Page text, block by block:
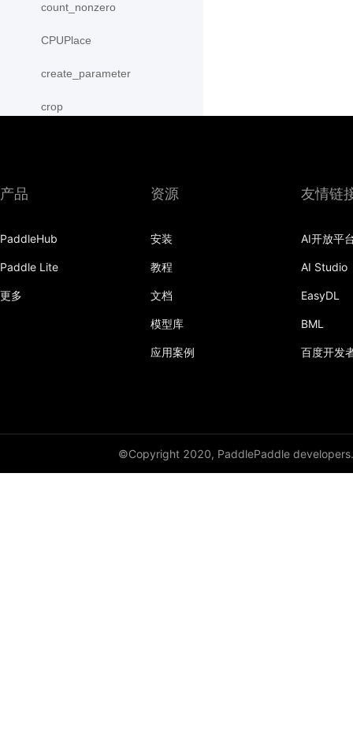
count_nonzero
CPUPlace
create_parameter
crop
cummax
cummin
deg2rad
diag
产品
PaddleHub
Paddle Lite
更多
资源
安装
教程
文档
模型库
应用案例
友情链
AI开放平
AI Studio
EasyDL
BML
百度开发
©Copyright 2020, PaddlePaddle developers.